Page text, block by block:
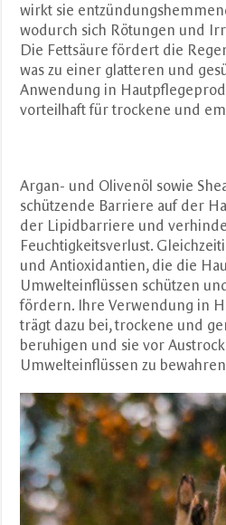
wirkt sie
wodurch sich Rötungen und
Die Fettsäure fördert die
was zu einer glatteren und
Anwendung in
vorteilhaft für trockene und
Argan- und Olivenöl sowie
schützende Barriere auf der
der Lipidbarriere und
Feuchtigkeitsverlust.
und Antioxidantien, die die
Umwelteinflüssen schützen
fördern. Ihre Verwendung in
trägt dazu bei, trockene und
beruhigen und sie vor
Umwelteinflüssen zu